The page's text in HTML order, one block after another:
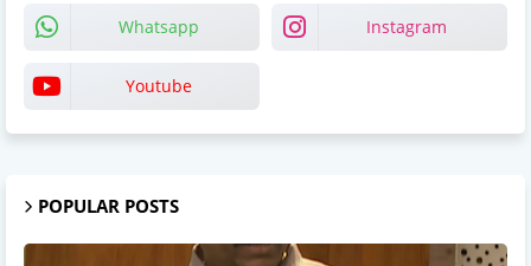
Whatsapp Instagram
Youtube
POPULAR POSTS